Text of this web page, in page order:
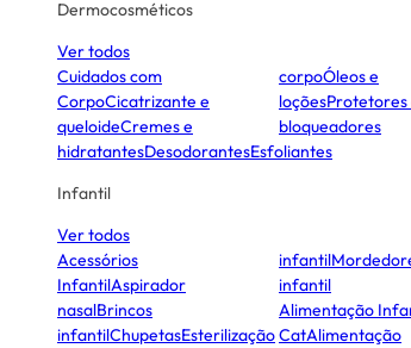
Dermocosméticos
Ver todos
Cuidados com
CorpoCicatrizante e
queloideCremes e
hidratantesDesodorantesEsfoliantes
corpoÓleos e
loçõesProtetores
bloqueadores
Infantil
Ver todos
Acessórios
InfantilAspirador
nasalBrincos
infantilChupetasEsterilização
infantil
infantil
Alimentação
CatAlimentação